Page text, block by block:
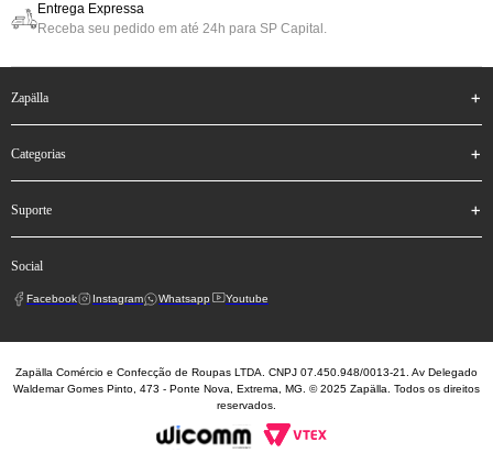
Entrega Expressa
Receba seu pedido em até 24h para SP Capital.
zapälla
categorias
suporte
social
Facebook Instagram Whatsapp Youtube
Zapälla Comércio e Confecção de Roupas LTDA. CNPJ 07.450.948/0013-21. Av Delegado
Waldemar Gomes Pinto, 473 - Ponte Nova, Extrema, MG. © 2025 Zapälla. Todos os direitos
reservados.